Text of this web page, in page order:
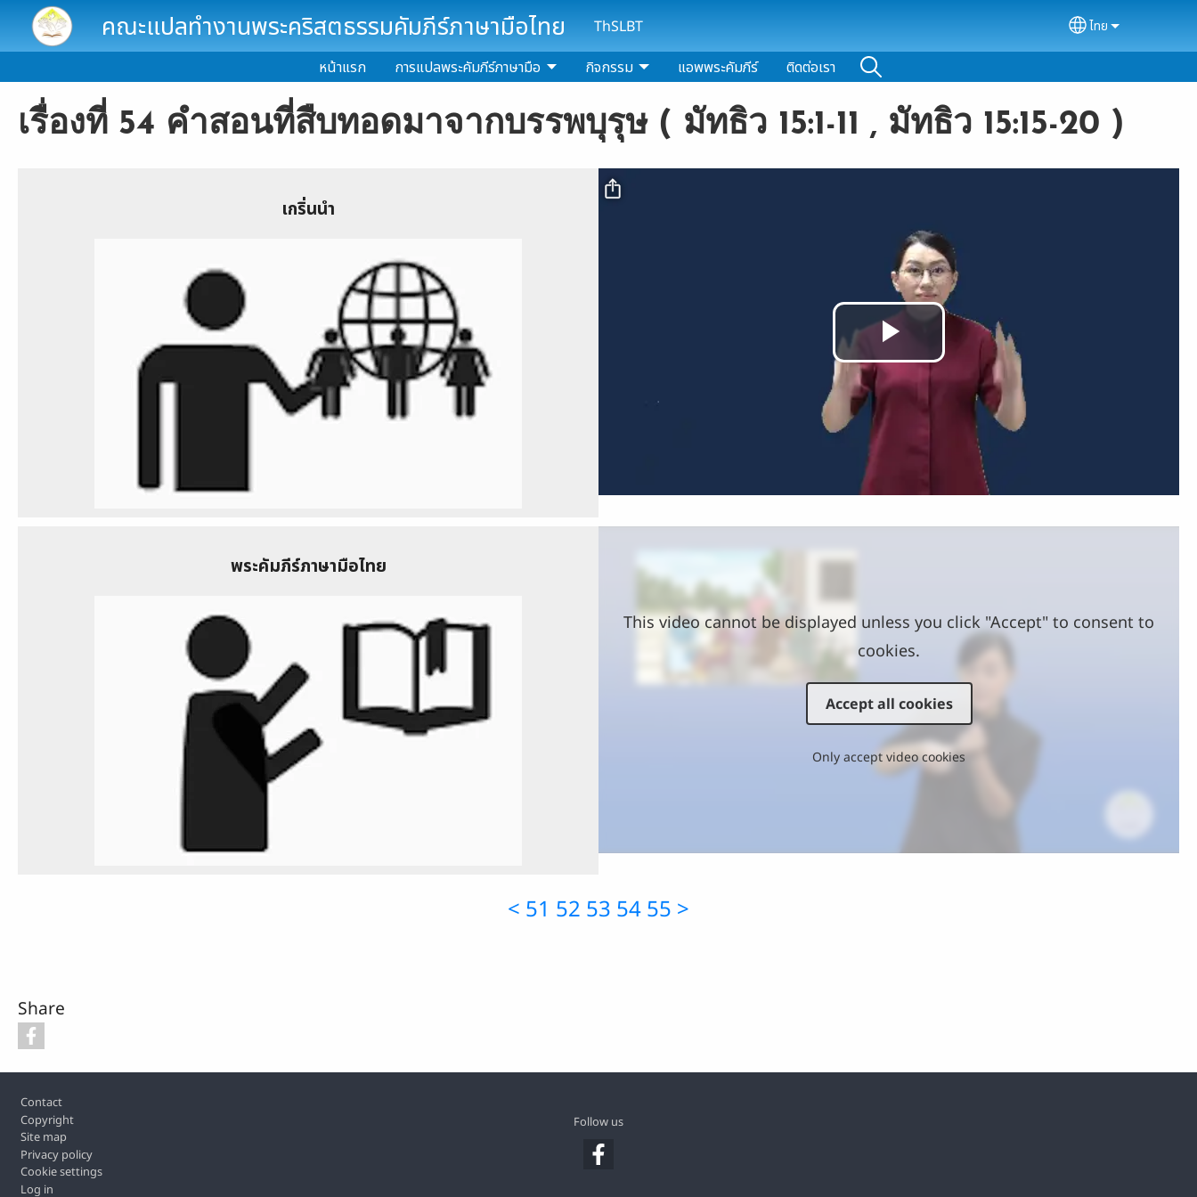
Skip to main contentคณะแปลทำงานพระคริสตธรรมคัมภีร์ภาษามือไทย ThSLBT Select your
ไทย
หน้าแรก การแปลพระคัมภีร์ภาษามือ กิจกรรม แอพพระคัมภีร์ ติดต่อเรา
เรื่องที่ 54 คำสอนที่สืบทอดมาจากบรรพบุรุษ ( มัทธิว 15:1-11 , มัทธิว 15:15-20 )
เกริ่นนำ
Video file
Play
Video
พระคัมภีร์ภาษามือไทย
This video cannot be displayed unless you click "Accept" to consent to
cookies.
Accept all cookies
Only accept video cookies
< 51 52 53 54 55 >
Share
Contact
Copyright
Site map
Privacy policy
Cookie settings
Log in
Follow us